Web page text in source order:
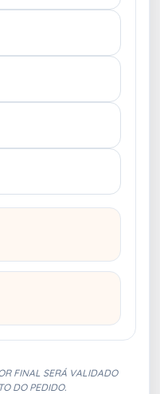
FINAL SERÁ VALIDADO
DO PEDIDO.